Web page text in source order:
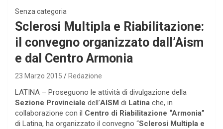
Senza categoria
Sclerosi Multipla e Riabilitazione:
il convegno organizzato dall’Aism
e dal Centro Armonia
23 Marzo 2015 Redazione
LATINA – Proseguono le attività di divulgazione della
Sezione Provinciale dell’AISM di Latina che, in
collaborazione con il Centro di Riabilitazione “Armonia”
di Latina, ha organizzato il convegno “Sclerosi Multipla e